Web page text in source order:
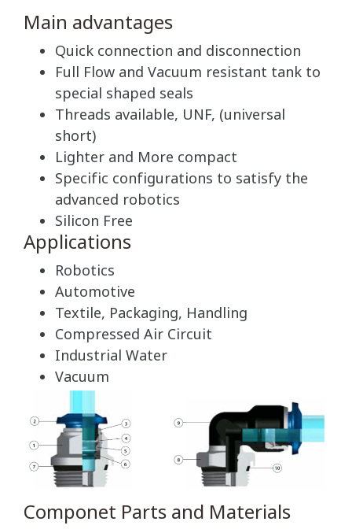
Main advantages
Quick connection and disconnection
Full Flow and Vacuum resistant tank to
special shaped seals
Threads available, UNF, (universal
short)
Lighter and More compact
Specific configurations to satisfy the
advanced robotics
Silicon Free
Applications
Robotics
Automotive
Textile, Packaging, Handling
Compressed Air Circuit
Industrial Water
Vacuum
Componet Parts and Materials